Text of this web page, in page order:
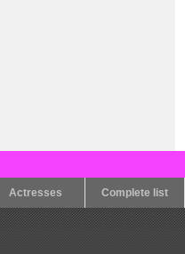
Actresses Complete list